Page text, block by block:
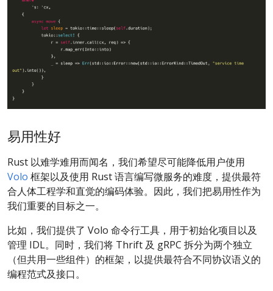
易用性好
Rust 以难学难用而闻名，我们希望尽可能降低用户使用
Volo 框架以及使用 Rust 语言编写微服务的难度，提供最符
合人体工程学和直觉的编码体验。因此，我们把易用性作为
我们重要的目标之一。
比如，我们提供了 Volo 命令行工具，用于初始化项目以及
管理 IDL。同时，我们将 Thrift 及 gRPC 拆分为两个独立
（但共用一些组件）的框架，以提供最符合不同协议语义的
编程范式及接口。